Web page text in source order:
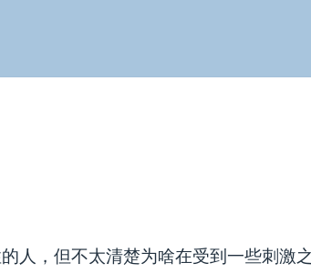
人，但不太清楚为啥在受到一些刺激